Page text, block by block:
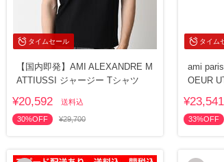
タイムセール
【国内即発】AMI ALEXANDRE M
ATTIUSSI ジャージー Tシャツ
¥20,592 送料込
30%OFF ¥29,700
タイム
ami
OEUR
¥23,541
33%OFF